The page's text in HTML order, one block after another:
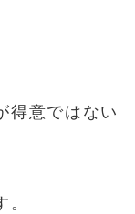
得意ではない